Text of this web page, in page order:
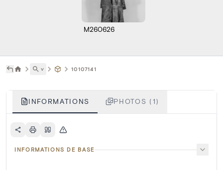
M260626
˅ 10107141
INFORMATIONS PHOTOS (1)
INFORMATIONS DE BASE